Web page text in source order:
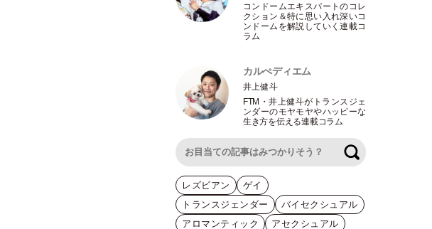
コンドームエキスパートのコレ
クション＆特に思い入れ深いコ
ンドームを解説していく連載コ
ラム
カルぺディエム
井上健斗
FTM ・井上健斗がトランスジェ
ンダーのモヤモヤやハッピーな
生き方を伝える連載コラム
レズビアン
ゲイ
トランスジェンダー
バイセクシュアル
アロマンティック
アセクシュアル